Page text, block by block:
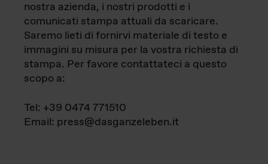
nostra azienda, i nostri prodotti e i
comunicati stampa attuali da scaricare.
Saremo lieti di fornirvi materiale di testo e
immagini su misura per la vostra richiesta di
stampa. Per favore contattateci a questo
scopo a:
Tel: +39 0474 771510
Email: press@dasganzeleben.it